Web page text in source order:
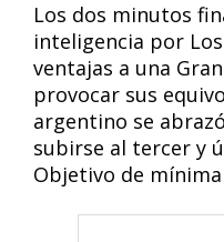
Los dos minutos
inteligencia por
ventajas a una
provocar sus
argentino se
subirse al tercer y
Objetivo de